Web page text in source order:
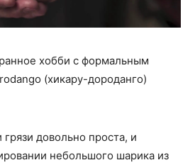
хобби с формальным
(хикару-дороданго)
довольно проста, и
небольшого шарика из